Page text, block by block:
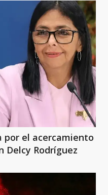
por el acercamiento
Delcy Rodríguez